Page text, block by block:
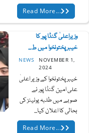
Read More...
وزیراعلیٰ گنڈا پور کا
خیبرپختونخوا میں ط...
NEWS
NOVEMBER 1,
2024
خیبرپختونخوا کے وزیر اعلیٰ
علی امین گنڈا پور نے
صوبے میں طلبہ یونینز کی
بحالی کا اعلان کیا...
Read More...